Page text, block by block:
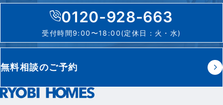
0120-928-663
受付時間9:00〜18:00(定休日：火・水)
無料相談のご予約